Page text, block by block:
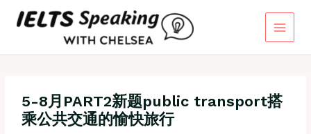
5-8月PART2新题public transport搭
乘公共交通的愉快旅行